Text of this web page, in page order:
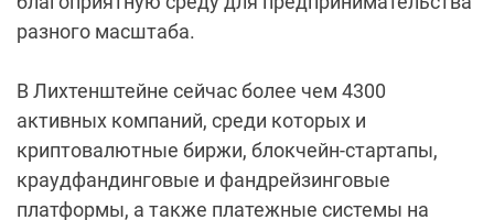
разного масштаба.
В Лихтенштейне сейчас более чем 4300
активных компаний, среди которых и
криптовалютные биржи, блокчейн-стартапы,
краудфандинговые и фандрейзинговые
платформы, а также платежные системы на